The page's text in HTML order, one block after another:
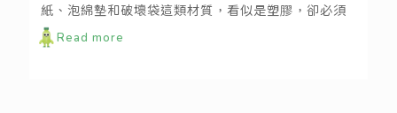
紙、泡綿墊和破壞袋這類材質，看似是塑膠，卻必須
以一般垃圾丟棄；於是在眾人愉快購物之餘，巨量的
包材垃圾也潛藏而出！
Read more